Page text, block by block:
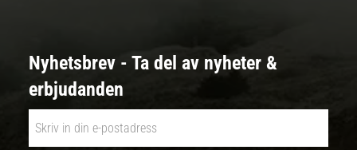
Nyhetsbrev - Ta del av nyheter &
erbjudanden